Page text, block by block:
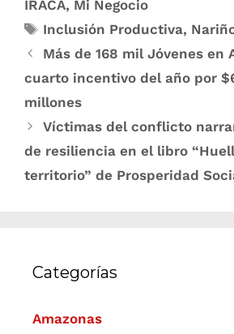
IRACA, Mi Negocio
Inclusión Productiva,
Más de 168 mil Jóvenes en
cuarto incentivo ​​del año por
millones
Víctimas del conflicto
de resiliencia en el libro
territorio” de Prosperidad
Categorías
Amazonas